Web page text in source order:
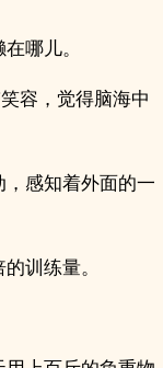
哪儿。
容，觉得脑海中
感知着外面的一
训练量。